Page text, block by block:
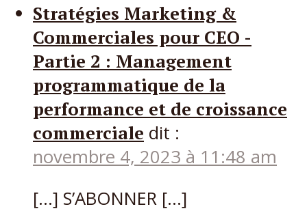
Stratégies Marketing &
Commerciales pour CEO -
Partie 2 : Management
programmatique de la
performance et de croissance
commerciale dit :
novembre 4, 2023 à 11:48 am
[…] S’ABONNER […]